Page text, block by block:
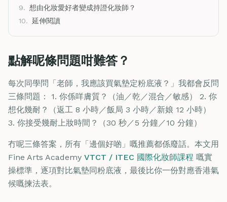
9. 想由化妝愛好者變成持證化妝師？
10. 延伸閱讀
點解呢條問題咁難答？
每次同學問「老師，我應該買氣墊定粉底液？」我都會反問
三條問題： 1. 你係咩膚質？（油／乾／混合／敏感） 2. 你
想化幾耐？（返工 8 小時／飯局 3 小時／新娘 12 小時）
3. 你接受幾耐上妝時間？（30 秒／5 分鐘／10 分鐘）
冇呢三條答案，所有「邊個好啲」嘅推薦都係廢話。本文用
Fine Arts Academy VTCT / ITEC 國際化妝師課程 嘅實
操標準，逐項對比氣墊同粉底液，最後比你一份對應香港氣
候嘅揀法表。